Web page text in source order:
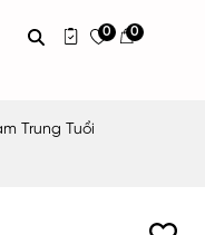
0 0
Trung Tuổi